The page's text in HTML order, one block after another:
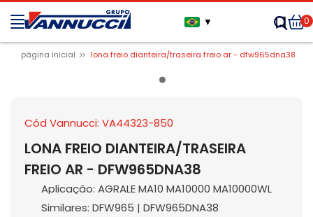
▼ 0
página inicial lona freio dianteira/traseira freio ar - dfw965dna38
Cód Vannucci: VA44323-850
LONA FREIO DIANTEIRA/TRASEIRA
FREIO AR - DFW965DNA38
Aplicação: AGRALE MA10 MA10000 MA10000WL
Similares: DFW965 | DFW965DNA38